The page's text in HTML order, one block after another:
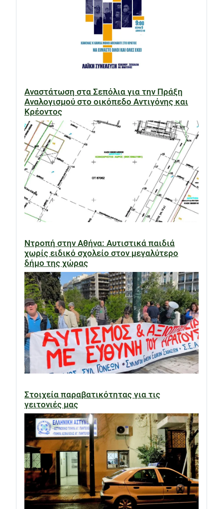
Αναστάτωση στα Σεπόλια για την Πράξη
Αναλογισμού στο οικόπεδο Αντιγόνης και
Κρέοντος
Ντροπή στην Αθήνα: Αυτιστικά παιδιά
χωρίς ειδικό σχολείο στον μεγαλύτερο
δήμο της χώρας
Στοιχεία παραβατικότητας για τις
γειτονιές μας